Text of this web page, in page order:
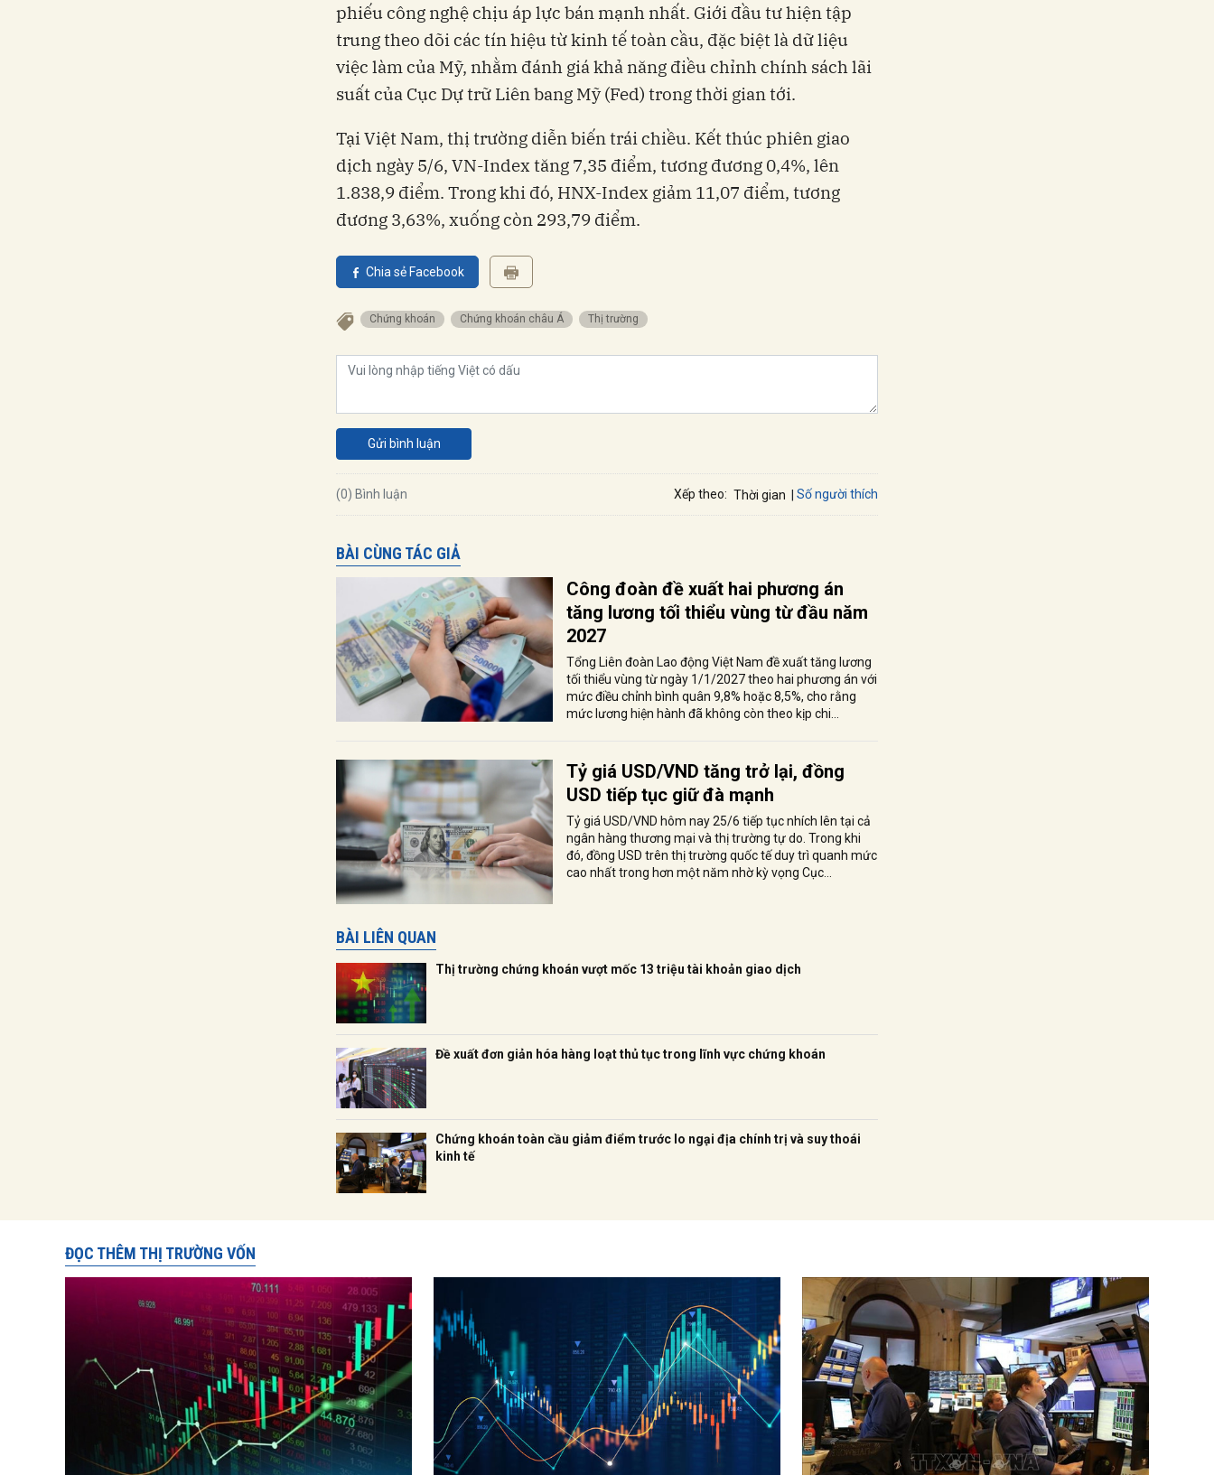
phiếu công nghệ chịu áp lực bán mạnh nhất. Giới đầu tư hiện tập
trung theo dõi các tín hiệu từ kinh tế toàn cầu, đặc biệt là dữ liệu
việc làm của Mỹ, nhằm đánh giá khả năng điều chỉnh chính sách lãi
suất của Cục Dự trữ Liên bang Mỹ (Fed) trong thời gian tới.
Tại Việt Nam, thị trường diễn biến trái chiều. Kết thúc phiên giao
dịch ngày 5/6, VN-Index tăng 7,35 điểm, tương đương 0,4%, lên
1.838,9 điểm. Trong khi đó, HNX-Index giảm 11,07 điểm, tương
đương 3,63%, xuống còn 293,79 điểm.
Chia sẻ Facebook
Chứng khoán Chứng khoán châu Á Thị trường
Gửi bình luận
(0) Bình luận Xếp theo: Thời gian Số người thích
BÀI CÙNG TÁC GIẢ
Công đoàn đề xuất hai phương án
tăng lương tối thiểu vùng từ đầu năm
2027
Tổng Liên đoàn Lao động Việt Nam đề xuất tăng lương
tối thiểu vùng từ ngày 1/1/2027 theo hai phương án với
mức điều chỉnh bình quân 9,8% hoặc 8,5%, cho rằng
mức lương hiện hành đã không còn theo kịp chi...
Tỷ giá USD/VND tăng trở lại, đồng
USD tiếp tục giữ đà mạnh
Tỷ giá USD/VND hôm nay 25/6 tiếp tục nhích lên tại cả
ngân hàng thương mại và thị trường tự do. Trong khi
đó, đồng USD trên thị trường quốc tế duy trì quanh mức
cao nhất trong hơn một năm nhờ kỳ vọng Cục...
BÀI LIÊN QUAN
Thị trường chứng khoán vượt mốc 13 triệu tài khoản giao dịch
Đề xuất đơn giản hóa hàng loạt thủ tục trong lĩnh vực chứng khoán
Chứng khoán toàn cầu giảm điểm trước lo ngại địa chính trị và suy thoái
kinh tế
ĐỌC THÊM THỊ TRƯỜNG VỐN